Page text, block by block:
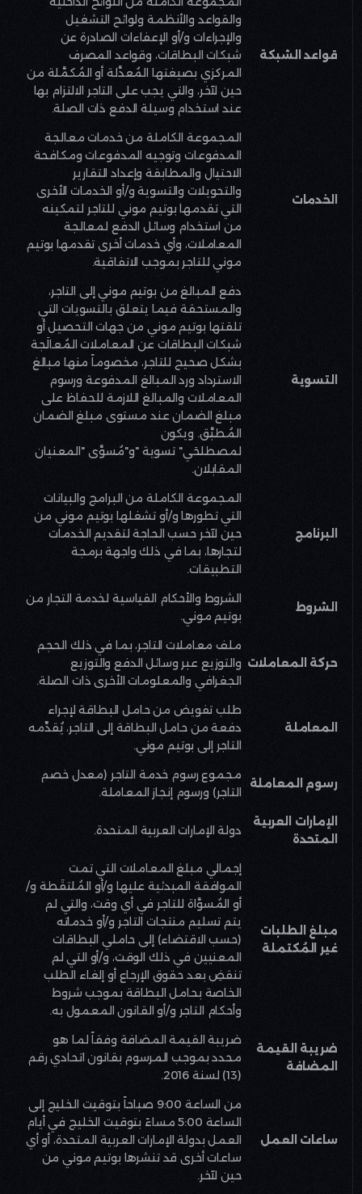
قواعد الشبكة
والقواعد والأنظمة ولوائح التشغيل
والإجراءات و/أو الإعفاءات الصادرة عن
شبكات البطاقات، وقواعد المصرف
المركزي بصيغتها المُعدَّلة أو المُكمَّلة من
حين لآخر، والتي يجب على التاجر الالتزام بها
عند استخدام وسيلة الدفع ذات الصلة.
الخدمات
المجموعة الكاملة من خدمات معالجة
المدفوعات وتوجيه المدفوعات ومكافحة
الاحتيال والمطابقة وإعداد التقارير
والتحويلات والتسوية و/أو الخدمات الأخرى
التي تقدمها بوتيم موني للتاجر لتمكينه
من استخدام وسائل الدفع لمعالجة
المعاملات، وأي خدمات أخرى تقدمها بوتيم
موني للتاجر بموجب الاتفاقية.
التسوية
دفع المبالغ من بوتيم موني إلى التاجر،
والمستحقة فيما يتعلق بالتسويات التي
تلقتها بوتيم موني من جهات التحصيل أو
شبكات البطاقات عن المعاملات المُعالَجة
بشكل صحيح للتاجر، مخصوماً منها مبالغ
الاسترداد ورد المبالغ المدفوعة ورسوم
المعاملات والمبالغ اللازمة للحفاظ على
مبلغ الضمان عند مستوى مبلغ الضمان
المُطبَّق. ويكون
لمصطلحَي" تسوية "و"مُسوَّى "المعنيان
المقابلان.
البرنامج
المجموعة الكاملة من البرامج والبيانات
التي تطورها و/أو تشغلها بوتيم موني من
حين لآخر حسب الحاجة لتقديم الخدمات
لتجارها، بما في ذلك واجهة برمجة
التطبيقات.
الشروط
الشروط والأحكام القياسية لخدمة التجار من
بوتيم موني.
حركة المعاملات
ملف معاملات التاجر، بما في ذلك الحجم
والتوزيع عبر وسائل الدفع والتوزيع
الجغرافي والمعلومات الأخرى ذات الصلة.
المعاملة
طلب تفويض من حامل البطاقة لإجراء
دفعة من حامل البطاقة إلى التاجر، يُقدِّمه
التاجر إلى بوتيم موني.
رسوم المعاملة
مجموع رسوم خدمة التاجر (معدل خصم
التاجر) ورسوم إنجاز المعاملة.
الإمارات العربية
المتحدة
دولة الإمارات العربية المتحدة.
مبلغ الطلبات
غير المُكتملة
إجمالي مبلغ المعاملات التي تمت
الموافقة المبدئية عليها و/أو المُلتقَطة و/
أو المُسوَّاة للتاجر في أي وقت، والتي لم
يتم تسليم منتجات التاجر و/أو خدماته
(حسب الاقتضاء) إلى حاملي البطاقات
المعنيين في ذلك الوقت، و/أو التي لم
تنقضِ بعد حقوق الإرجاع أو إلغاء الطلب
الخاصة بحامل البطاقة بموجب شروط
وأحكام التاجر و/أو القانون المعمول به.
ضريبة القيمة
المضافة
ضريبة القيمة المضافة وفقاً لما هو
محدد بموجب المرسوم بقانون اتحادي رقم
(13) لسنة 2016
.
ساعات العمل
من الساعة 9:00 صباحاً بتوقيت الخليج إلى
الساعة 5:00 مساءً بتوقيت الخليج في أيام
العمل بدولة الإمارات العربية المتحدة، أو أي
ساعات أخرى قد تنشرها بوتيم موني من
حين لآخر.